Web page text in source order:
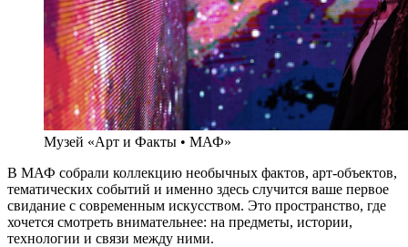
Музей «Арт и Факты • МАФ»
В МАФ собрали коллекцию необычных фактов, арт-объектов,
тематических событий и именно здесь случится ваше первое
свидание с современным искусством. Это пространство, где
хочется смотреть внимательнее: на предметы, истории,
технологии и связи между ними.